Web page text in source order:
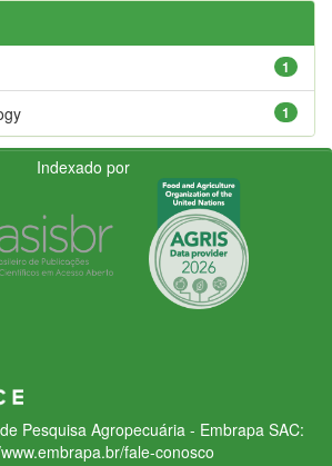
1
1
Indexado por
Pesquisa Agropecuária - Embrapa SAC:
fale-conosco